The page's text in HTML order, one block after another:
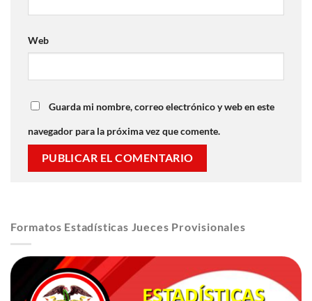
Web
Guarda mi nombre, correo electrónico y web en este
navegador para la próxima vez que comente.
Formatos Estadísticas Jueces Provisionales